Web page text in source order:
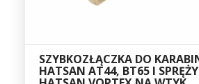
SZYBKOZŁĄCZKA DO
HATSAN AT44, BT65 I